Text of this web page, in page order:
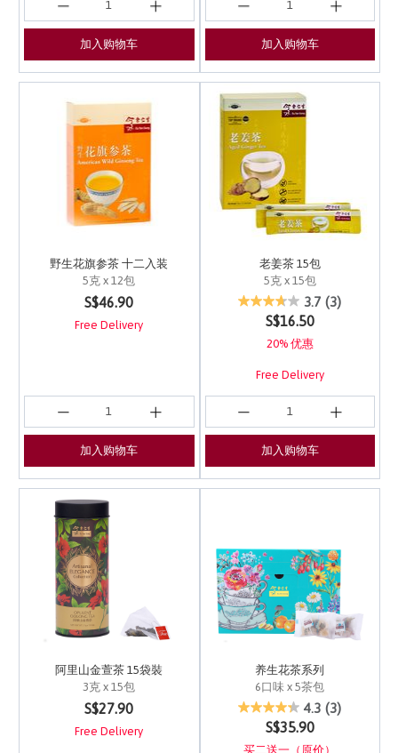
加入购物车 加入购物车
野生花旗参茶 十二入装
5克 x 12包
5 out of 5 Customer Rating
S$46.90
Free Delivery
加入购物车
老姜茶 15包
5克 x 15包
5 out of 5 Customer
3.7 (3)
S$16.50
20% 优惠
Free Delivery
加入购物车
阿里山金萱茶 15袋裝
3克 x 15包
5 out of 5 Customer Rating
S$27.90
Free Delivery
养生花茶系列
6口味 x 5茶包
3.4 out of 5 Customer
4.3 (3)
S$35.90
买二送一（原价）